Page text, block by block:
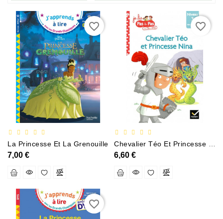
Encyclopédies
Documentation
Entreprise,économie
Droit
Fantasy
Science-
Fiction
Jeunesse
Merchandising
Littérature
La Princesse Et La Grenouille
7,00 €
favorite_border
6,60 €
favorite_border
favorite_border